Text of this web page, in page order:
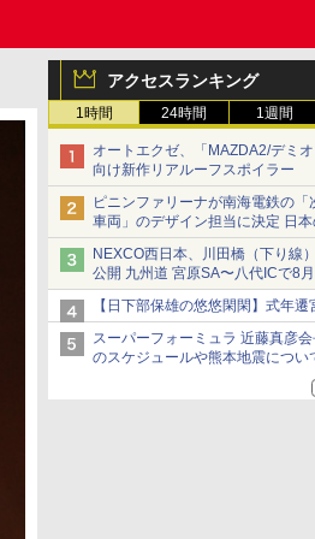
アクセスランキング
1時間 24時間 1週間
オートエクゼ、「MAZDA2/デミオ
向け新作リアルーフスポイラー
ピニンファリーナが南海電鉄の「
車両」のデザイン担当に決定 日
ザインは初
NEXCO西日本、川田橋（下り線
公開 九州道 宮原SA〜八代ICで8
車両を通行可能に
【日下部保雄の悠悠閑閑】式年遷
スーパーフォーミュラ 近藤真彦
のスケジュールや熊本地震につい